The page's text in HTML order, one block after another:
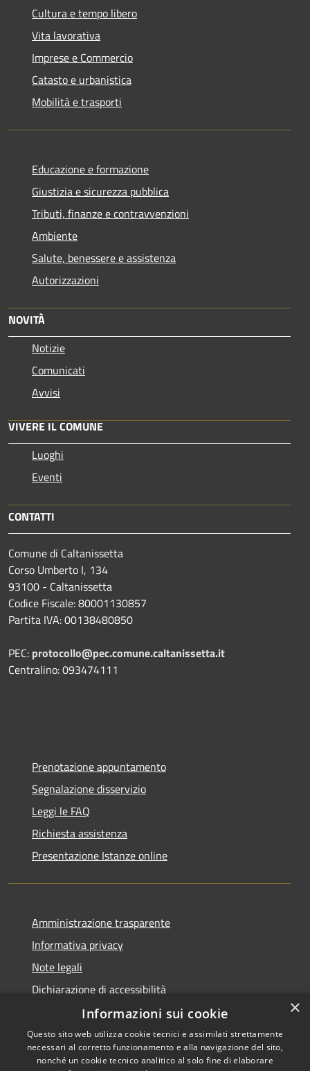
Cultura e tempo libero
Vita lavorativa
Imprese e Commercio
Catasto e urbanistica
Mobilità e trasporti
Educazione e formazione
Giustizia e sicurezza pubblica
Tributi, finanze e contravvenzioni
Ambiente
Salute, benessere e assistenza
Autorizzazioni
NOVITÀ
Notizie
Comunicati
Avvisi
VIVERE IL COMUNE
Luoghi
Eventi
CONTATTI
Comune di Caltanissetta
Corso Umberto I, 134
93100 - Caltanissetta
Codice Fiscale: 80001130857
Partita IVA: 00138480850
PEC: protocollo@pec.comune.caltanissetta.it
Centralino: 093474111
Prenotazione appuntamento
Segnalazione disservizio
Leggi le FAQ
Richiesta assistenza
Presentazione Istanze online
Amministrazione trasparente
Informativa privacy
Note legali
Dichiarazione di accessibilità
Copyright © 2026 • Comune di
×
Informazioni sui cookie
Questo sito web utilizza cookie tecnici e assimilati strettamente
necessari al corretto funzionamento e alla navigazione del sito,
nonché un cookie tecnico analitico al solo fine di elaborare